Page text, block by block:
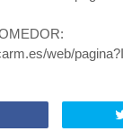
web/